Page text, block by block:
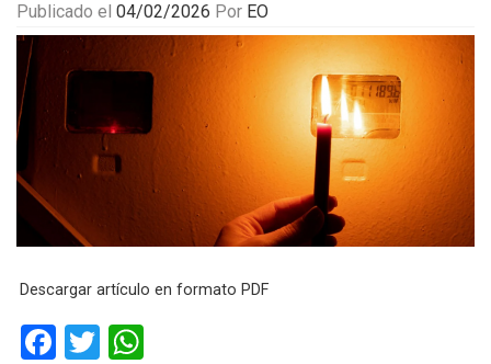
Publicado el 04/02/2026 Por EO
Descargar artículo en formato PDF
F
T